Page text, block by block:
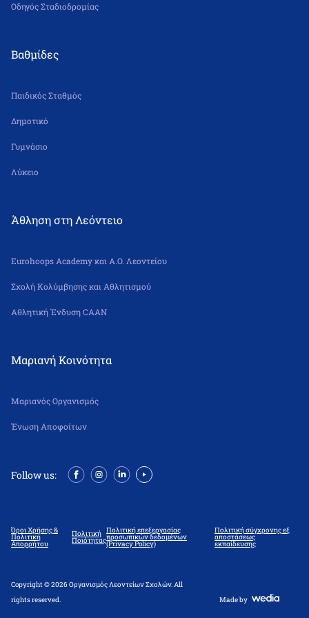
Οδηγός Σταδιοδρομίας
Βαθμίδες
Παιδικός Σταθμός
Δημοτικό
Γυμνάσιο
Λύκειο
Άθληση στη Λεόντειο
Eurohoops Academy και Α.Ο. Λεοντείου
Σχολή Κολύμβησης και Αθλητισμού
Αθλητική Ένδυση CAAN
Μαριανή Κοινότητα
Μαριανός Οργανισμός
Ένωση Αποφοίτων
Follow us:
Copyright © 2026 Οργανισμός Λεοντείων Σχολών. All
rights reserved.
Made by
Όροι Χρήσης &
Πολιτική
Απορρήτου
Πολιτική
Ποιότητας
Πολιτική επεξεργασίας
προσωπικών δεδομένων
(Privacy Policy)
Πολιτική σύγχρονης εξ
αποστάσεως
εκπαίδευσης